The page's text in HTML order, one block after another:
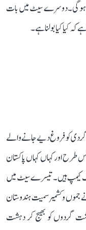
دوسرے سیٹ میں بات
کہ کیا کیا بولنا ہے۔
کو فروغ دیے جانے والے
طرح اور کہاں کہاں پاکستان
کیمپ ہیں۔ تیسرے سیٹ میں
و کشمیر سمیت ہندوستان
گردوں کو بھیج کر دہشت